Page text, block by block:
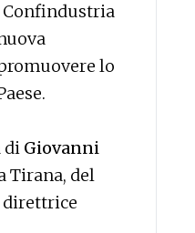
Confindustria
lo
di Giovanni
Tirana, del
direttrice